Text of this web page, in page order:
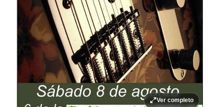
Ver completo